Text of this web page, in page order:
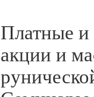
Платные
акции и